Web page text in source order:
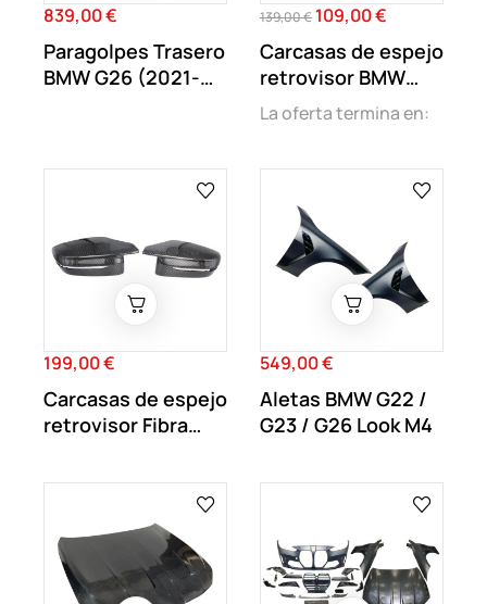
Precio
839,00 €
Paragolpes Trasero
BMW G26 (2021-
Precio
regular
139,00 € Precio
109,00 €
Carcasas de espejo
retrovisor BMW
Look M...
La oferta termina en:
Precio
199,00 €
Carcasas de espejo
retrovisor Fibra
Precio
549,00 €
Aletas BMW G22 /
G23 / G26 Look M4